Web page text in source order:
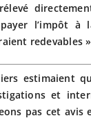
l’impôt à
redevables
estimaient
et
pas cet avis